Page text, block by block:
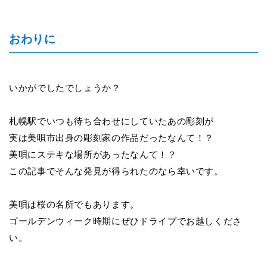
おわりに
いかがでしたでしょうか？
札幌駅でいつも待ち合わせにしていたあの彫刻が
実は美唄市出身の彫刻家の作品だったなんて！？
美唄にステキな場所があったなんて！？
この記事でそんな発見が得られたのなら幸いです。
美唄は桜の名所でもあります。
ゴールデンウィーク時期にぜひドライブでお越しくださ
い。